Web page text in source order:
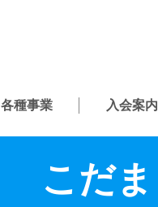
各種事業 入会案内
こだま